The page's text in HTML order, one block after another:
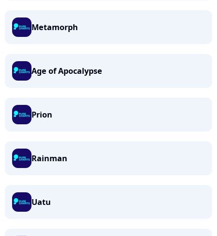
Metamorph
Age of Apocalypse
Prion
Rainman
Uatu